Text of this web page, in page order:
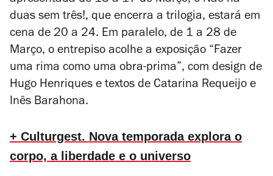
duas sem três!, que encerra a trilogia, estará em
cena de 20 a 24. Em paralelo, de 1 a 28 de
Março, o entrepiso acolhe a exposição “Fazer
uma rima como uma obra-prima”, com design de
Hugo Henriques e textos de Catarina Requeijo e
Inês Barahona.
+ Culturgest. Nova temporada explora o
corpo, a liberdade e o universo